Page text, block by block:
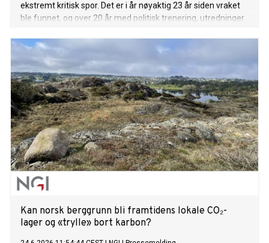
ekstremt kritisk spor. Det er i år nøyaktig 23 år siden vraket
ble funnet, og over 20 år med politisk trenering, utredninger
er så alarmerende. Mens politikerne har skjøvet saken foran
seg, har vraket rustet på havbunnen. Kystverkets egne
fysiske undersøkelser viser at det haster mer enn noen
gang å rydde opp.
Kan norsk berggrunn bli framtidens lokale CO₂-
lager og «trylle» bort karbon?